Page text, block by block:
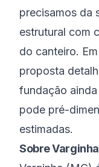
precisamos da
estrutural com
do canteiro.
proposta
fundação
pode pré-
estimadas.
SobreVarginha